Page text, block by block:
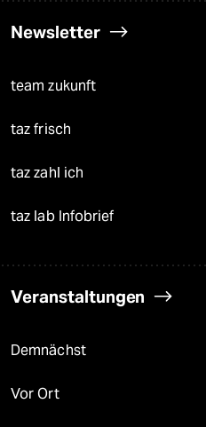
Newsletter
team zukunft
taz frisch
taz zahl ich
taz lab Infobrief
Veranstaltungen
Demnächst
Vor Ort